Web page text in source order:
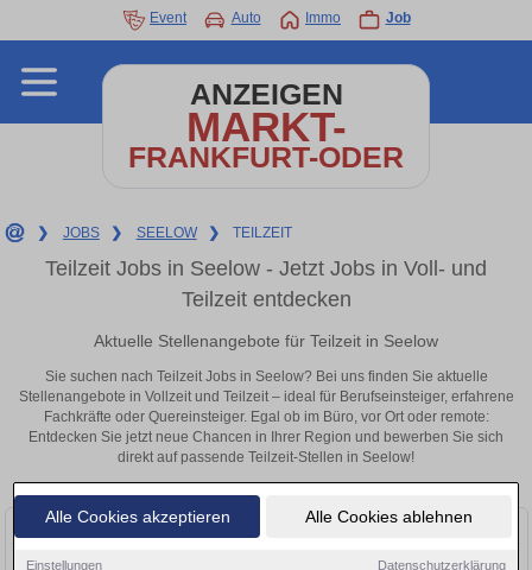
Alle Cookies akzeptieren Alle Cookies ablehnen
Einstellungen Datenschutzerklärung
Event Auto Immo Job
ANZEIGEN
MARKT-
FRANKFURT-ODER
❯ JOBS ❯ SEELOW ❯ TEILZEIT
Teilzeit Jobs in Seelow - Jetzt Jobs in Voll- und
Teilzeit entdecken
Aktuelle Stellenangebote für Teilzeit in Seelow
Sie suchen nach Teilzeit Jobs in Seelow? Bei uns finden Sie aktuelle
Stellenangebote in Vollzeit und Teilzeit – ideal für Berufseinsteiger, erfahrene
Fachkräfte oder Quereinsteiger. Egal ob im Büro, vor Ort oder remote:
Entdecken Sie jetzt neue Chancen in Ihrer Region und bewerben Sie sich
direkt auf passende Teilzeit-Stellen in Seelow!